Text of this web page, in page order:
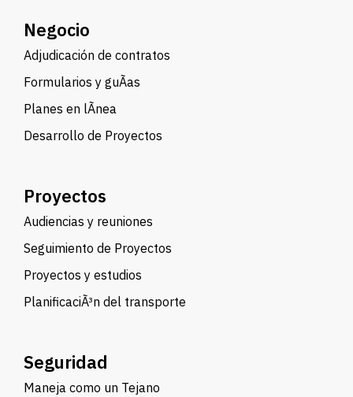
Negocio
Adjudicación de contratos
Formularios y guÃ­as
Planes en lÃ­nea
Desarrollo de Proyectos
Proyectos
Audiencias y reuniones
Seguimiento de Proyectos
Proyectos y estudios
PlanificaciÃ³n del transporte
Seguridad
Maneja como un Tejano